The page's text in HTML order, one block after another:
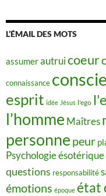
L’ÉMAIL DES MOTS
assumerautruicoeur
connaissance
esprit idée Jésus l'ego
l’homme Maîtres
personne peur
Psychologie ésotérique
questions responsabilité
émotions époque état